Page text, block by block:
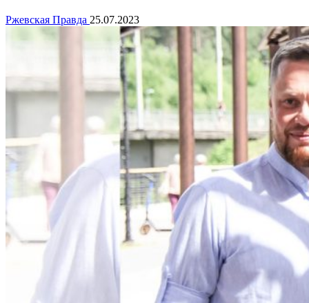
Ржевская Правда 25.07.2023